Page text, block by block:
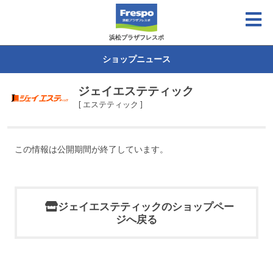
浜松プラザフレスポ
ショップニュース
ジェイエステティック
[ エステティック ]
この情報は公開期間が終了しています。
ジェイエステティックのショップペー
ジへ戻る